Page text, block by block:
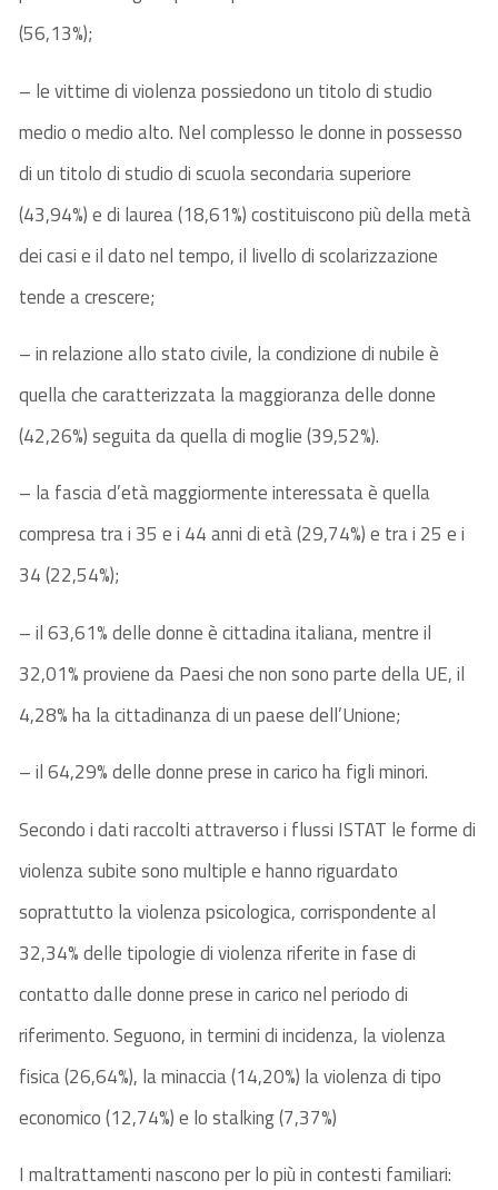
(56,13%);
– le vittime di violenza possiedono un titolo di studio
medio o medio alto. Nel complesso le donne in possesso
di un titolo di studio di scuola secondaria superiore
(43,94%) e di laurea (18,61%) costituiscono più della metà
dei casi e il dato nel tempo, il livello di scolarizzazione
tende a crescere;
– in relazione allo stato civile, la condizione di nubile è
quella che caratterizzata la maggioranza delle donne
(42,26%) seguita da quella di moglie (39,52%).
– la fascia d’età maggiormente interessata è quella
compresa tra i 35 e i 44 anni di età (29,74%) e tra i 25 e i
34 (22,54%);
– il 63,61% delle donne è cittadina italiana, mentre il
32,01% proviene da Paesi che non sono parte della UE, il
4,28% ha la cittadinanza di un paese dell’Unione;
– il 64,29% delle donne prese in carico ha figli minori.
Secondo i dati raccolti attraverso i flussi ISTAT le forme di
violenza subite sono multiple e hanno riguardato
soprattutto la violenza psicologica, corrispondente al
32,34% delle tipologie di violenza riferite in fase di
contatto dalle donne prese in carico nel periodo di
riferimento. Seguono, in termini di incidenza, la violenza
fisica (26,64%), la minaccia (14,20%) la violenza di tipo
economico (12,74%) e lo stalking (7,37%)
I maltrattamenti nascono per lo più in contesti familiari: